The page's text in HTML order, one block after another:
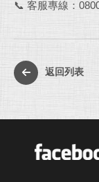
📞 客服專線：
返回列表